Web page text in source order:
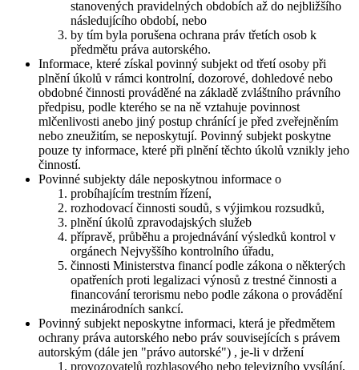
stanovených pravidelných obdobích až do nejbližšího
následujícího období, nebo
by tím byla porušena ochrana práv třetích osob k
předmětu práva autorského.
Informace, které získal povinný subjekt od třetí osoby při
plnění úkolů v rámci kontrolní, dozorové, dohledové nebo
obdobné činnosti prováděné na základě zvláštního právního
předpisu, podle kterého se na ně vztahuje povinnost
mlčenlivosti anebo jiný postup chránící je před zveřejněním
nebo zneužitím, se neposkytují. Povinný subjekt poskytne
pouze ty informace, které při plnění těchto úkolů vznikly jeho
činností.
Povinné subjekty dále neposkytnou informace o
probíhajícím trestním řízení,
rozhodovací činnosti soudů, s výjimkou rozsudků,
plnění úkolů zpravodajských služeb
přípravě, průběhu a projednávání výsledků kontrol v
orgánech Nejvyššího kontrolního úřadu,
činnosti Ministerstva financí podle zákona o některých
opatřeních proti legalizaci výnosů z trestné činnosti a
financování terorismu nebo podle zákona o provádění
mezinárodních sankcí.
Povinný subjekt neposkytne informaci, která je předmětem
ochrany práva autorského nebo práv souvisejících s právem
autorským (dále jen "právo autorské") , je-li v držení
provozovatelů rozhlasového nebo televizního vysílání,